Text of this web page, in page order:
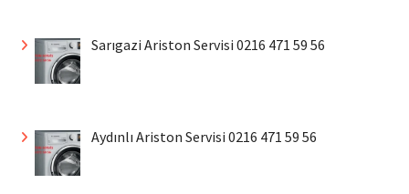
Sarıgazi Ariston Servisi 0216 471 59 56
Aydınlı Ariston Servisi 0216 471 59 56